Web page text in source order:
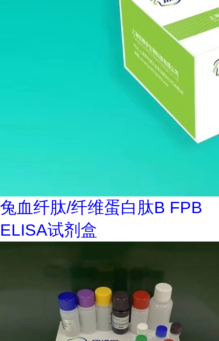
兔血纤肽/纤维蛋白肽B FPB
ELISA试剂盒